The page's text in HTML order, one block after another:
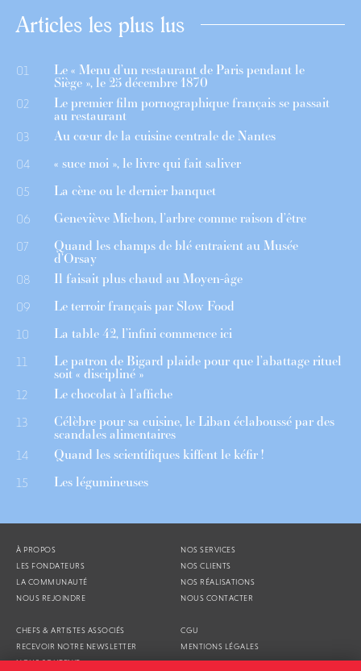
Articles les plus lus
01 Le « Menu d’un restaurant de Paris pendant le
Siège », le 25 décembre 1870
02 Le premier film pornographique français se passait
au restaurant
03 Au cœur de la cuisine centrale de Nantes
04 « suce moi », le livre qui fait saliver
05 La cène ou le dernier banquet
06 Geneviève Michon, l’arbre comme raison d’être
07 Quand les champs de blé entraient au Musée
d’Orsay
08 Il faisait plus chaud au Moyen-âge
09 Le terroir français par Slow Food
10 La table 42, l’infini commence ici
11 Le patron de Bigard plaide pour que l’abattage rituel
soit « discipliné »
12 Le chocolat à l’affiche
13 Célèbre pour sa cuisine, le Liban éclaboussé par des
scandales alimentaires
14 Quand les scientifiques kiffent le kéfir !
15 Les légumineuses
À PROPOS
LES FONDATEURS
LA COMMUNAUTÉ
NOUS REJOINDRE
NOS SERVICES
NOS CLIENTS
NOS RÉALISATIONS
NOUS CONTACTER
CHEFS & ARTISTES ASSOCIÉS
RECEVOIR NOTRE NEWSLETTER
NOUS SOUTENIR
CGU
MENTIONS LÉGALES